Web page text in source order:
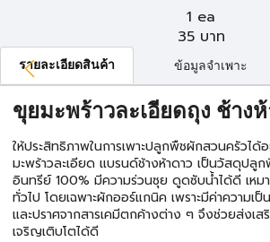
1 ea
35 บาท
รายละเอียดสินค้า ข้อมูลจำเพาะ
ขุยมะพร้าวละเอียดถุง ช้าง
ให้ประสิทธิภาพในการเพาะปลูกพืชผักสวนครัวไ
มะพร้าวละเอียด แบรนด์ช้างห้าดาว เป็นวัสดุปลู
อินทรีย์ 100% มีความร่วนซุย ดูดซับน้ำได้ดี เหม
ทั่วไป โดยเฉพาะผักออร์แกนิค เพราะมีค่าความเ
และปราศจากสารเคมีตกค้างต่าง ๆ จึงช่วยส่งเ
เจริญเติบโตได้ดี